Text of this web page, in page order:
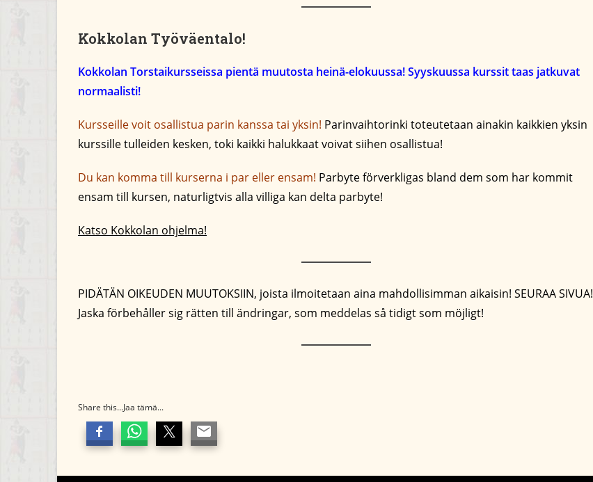
Kokkolan Työväentalo!
Kokkolan Torstaikursseissa pientä muutosta heinä-elokuussa! Syyskuussa kurssit taas jatkuvat
normaalisti!
Kursseille voit osallistua parin kanssa tai yksin! Parinvaihtorinki toteutetaan ainakin kaikkien yksin
kurssille tulleiden kesken, toki kaikki halukkaat voivat siihen osallistua!
Du kan komma till kurserna i par eller ensam! Parbyte förverkligas bland dem som har kommit
ensam till kursen, naturligtvis alla villiga kan delta parbyte!
Katso Kokkolan ohjelma!
PIDÄTÄN OIKEUDEN MUUTOKSIIN, joista ilmoitetaan aina mahdollisimman aikaisin! SEURAA SIVUA!
Jaska förbehåller sig rätten till ändringar, som meddelas så tidigt som möjligt!
Share this...Jaa tämä...